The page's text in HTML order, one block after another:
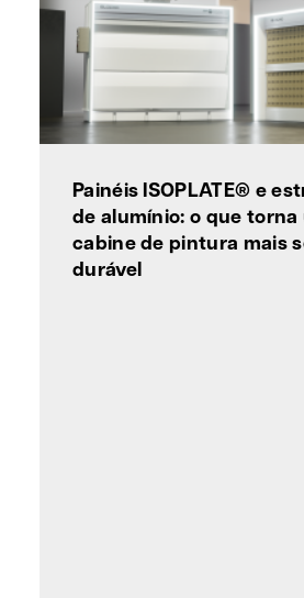
Painéis ISOPLATE® e
de alumínio: o que torna
cabine de pintura mais
durável